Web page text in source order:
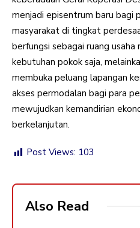
menjadi episentrum baru bagi
masyarakat di tingkat
berfungsi sebagai ruang
kebutuhan pokok saja,
membuka peluang lapangan
akses permodalan bagi para
mewujudkan kemandirian
berkelanjutan.
Post Views: 103
Also Read